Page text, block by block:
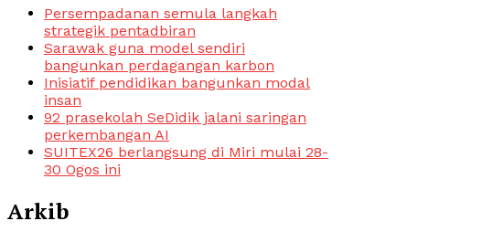
Persempadanan semula langkah
strategik pentadbiran
Sarawak guna model sendiri
bangunkan perdagangan karbon
Inisiatif pendidikan bangunkan modal
insan
92 prasekolah SeDidik jalani saringan
perkembangan AI
SUITEX26 berlangsung di Miri mulai 28-
30 Ogos ini
Arkib